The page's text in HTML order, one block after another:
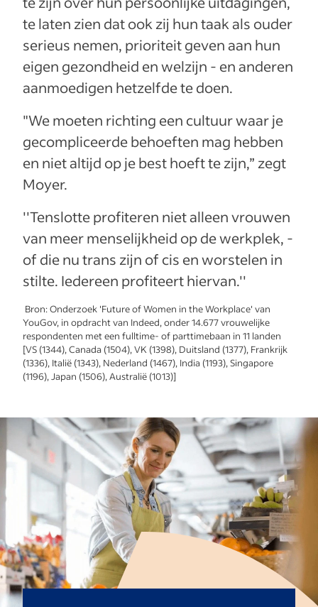
te laten zien dat ook zij hun taak als ouder
serieus nemen, prioriteit geven aan hun
eigen gezondheid en welzijn - en anderen
aanmoedigen hetzelfde te doen.
"We moeten richting een cultuur waar je
gecompliceerde behoeften mag hebben
en niet altijd op je best hoeft te zijn,” zegt
Moyer.
''Tenslotte profiteren niet alleen vrouwen
van meer menselijkheid op de werkplek, -
of die nu trans zijn of cis en worstelen in
stilte. Iedereen profiteert hiervan.''
Bron: Onderzoek 'Future of Women in the Workplace' van
YouGov, in opdracht van Indeed, onder 14.677 vrouwelijke
respondenten met een fulltime- of parttimebaan in 11 landen
[VS (1344), Canada (1504), VK (1398), Duitsland (1377), Frankrijk
(1336), Italië (1343), Nederland (1467), India (1193), Singapore
(1196), Japan (1506), Australië (1013)]